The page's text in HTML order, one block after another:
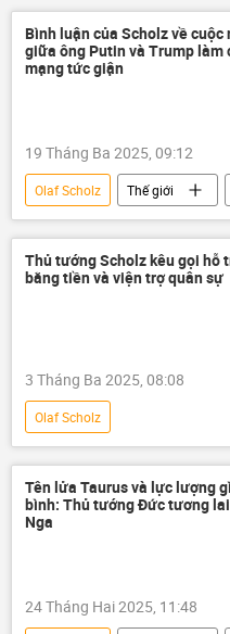
Chiến dịch quân sự đặc biệt tại
Nga
viện trợ quân sự
Bình luận của Scholz về cuộc
giữa ông Putin và Trump làm
mạng tức giận
19 Tháng Ba 2025, 09:12
Olaf Scholz Thế giới
Vladimir Putin
Nga
Thủ tướng Scholz kêu gọi hỗ
bằng tiền và viện trợ quân sự
3 Tháng Ba 2025, 08:08
Olaf Scholz
Chiến dịch quân sự đặc biệt tại
Thế giới
Ukraina
Đức
viện trợ quân sự
Tên lửa Taurus và lực lượng
bình: Thủ tướng Đức tương
Nga
24 Tháng Hai 2025, 11:48